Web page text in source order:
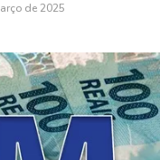
de 2025